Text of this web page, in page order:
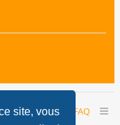
site, vous
FAQ
contacter